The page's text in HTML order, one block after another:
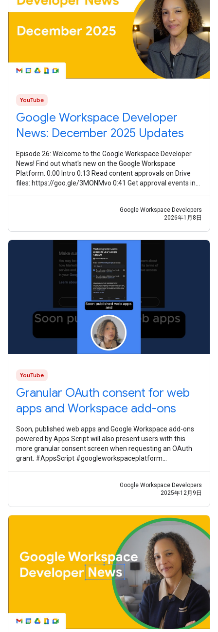
YouTube
Google Workspace Developer
News: December 2025 Updates
Episode 26: Welcome to the Google Workspace Developer
News! Find out what's new on the Google Workspace
Platform. 0:00 Intro 0:13 Read content approvals on Drive
files: https://goo.gle/3MONMvo 0:41 Get approval events in
Google Workspace Developers
2026年1月8日
YouTube
Granular OAuth consent for web
apps and Workspace add-ons
Soon, published web apps and Google Workspace add-ons
powered by Apps Script will also present users with this
more granular consent screen when requesting an OAuth
grant. #AppsScript #googleworkspaceplatform
Google Workspace Developers
2025年12月9日